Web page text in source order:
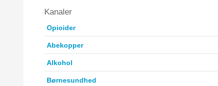
Kanaler
Opioider
Abekopper
Alkohol
Børnesundhed